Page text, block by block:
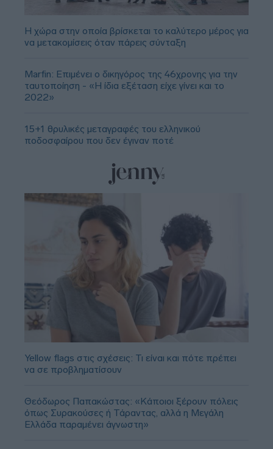
Η χώρα στην οποία βρίσκεται το καλύτερο μέρος για
να μετακομίσεις όταν πάρεις σύνταξη
Marfin: Επιμένει ο δικηγόρος της 46χρονης για την
ταυτοποίηση - «Η ίδια εξέταση είχε γίνει και το
2022»
15+1 θρυλικές μεταγραφές του ελληνικού
ποδοσφαίρου που δεν έγιναν ποτέ
Yellow flags στις σχέσεις: Τι είναι και πότε πρέπει
να σε προβληματίσουν
Θεόδωρος Παπακώστας: «Κάποιοι ξέρουν πόλεις
όπως Συρακούσες ή Τάραντας, αλλά η Μεγάλη
Ελλάδα παραμένει άγνωστη»